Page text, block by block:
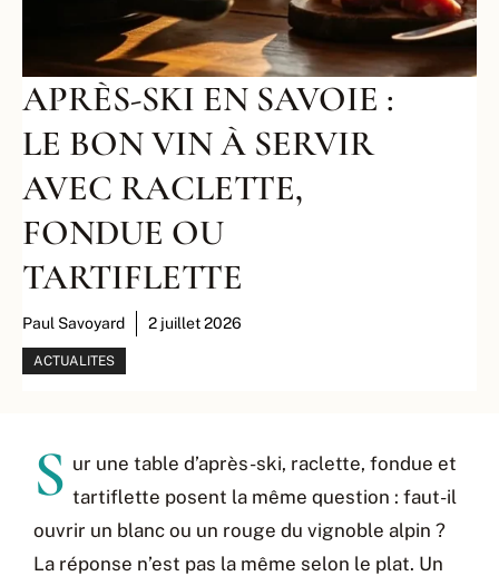
APRÈS-SKI EN SAVOIE :
LE BON VIN À SERVIR
AVEC RACLETTE,
FONDUE OU
TARTIFLETTE
Paul Savoyard 2 juillet 2026
ACTUALITES
S ur une table d’après-ski, raclette, fondue et
tartiflette posent la même question : faut-il
ouvrir un blanc ou un rouge du vignoble alpin ?
La réponse n’est pas la même selon le plat. Un